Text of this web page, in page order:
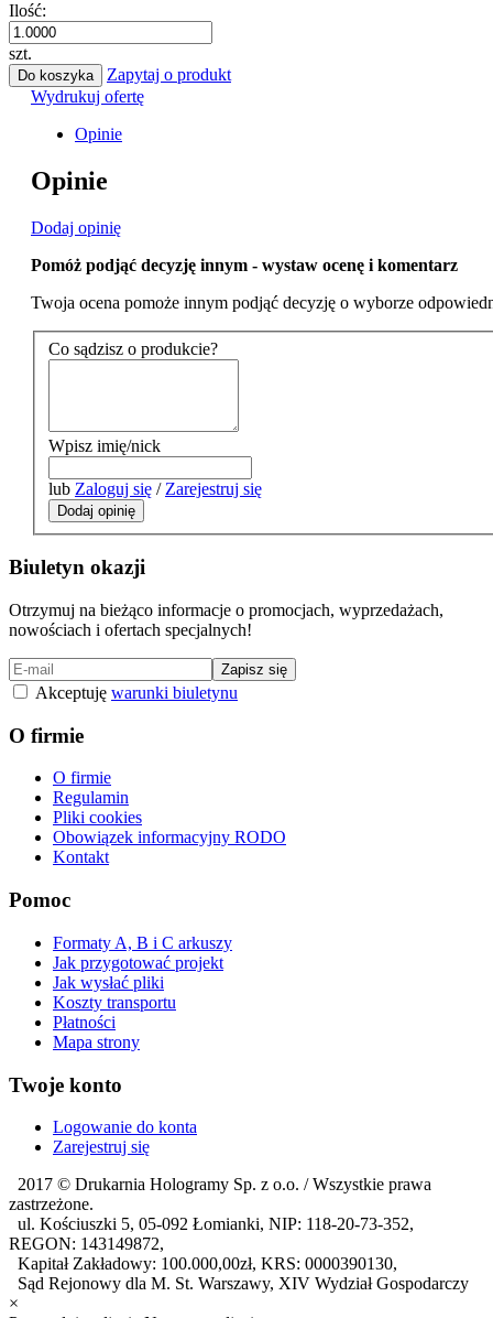
Ilość:
szt.
Do koszyka
Zapytaj o produkt
Wydrukuj ofertę
Opinie
Opinie
Dodaj opinię
Pomóż podjąć decyzję innym - wystaw ocenę i komentarz
Twoja ocena pomoże innym podjąć decyzję o wyborze
Co sądzisz o produkcie?
Wpisz imię/nick
lub Zaloguj się / Zarejestruj się
Dodaj opinię
Biuletyn okazji
Otrzymuj na bieżąco informacje o promocjach, wyprzedażach,
nowościach i ofertach specjalnych!
Zapisz się
Akceptuję warunki biuletynu
O firmie
O firmie
Regulamin
Pliki cookies
Obowiązek informacyjny RODO
Kontakt
Pomoc
Formaty A, B i C arkuszy
Jak przygotować projekt
Jak wysłać pliki
Koszty transportu
Płatności
Mapa strony
Twoje konto
Logowanie do konta
Zarejestruj się
2017 © Drukarnia Hologramy Sp. z o.o. / Wszystkie prawa
zastrzeżone.
ul. Kościuszki 5, 05-092 Łomianki, NIP: 118-20-73-352,
REGON: 143149872,
Kapitał Zakładowy: 100.000,00zł, KRS: 0000390130,
Sąd Rejonowy dla M. St. Warszawy, XIV Wydział Gospodarczy
×